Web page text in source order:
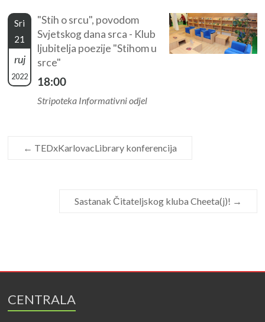
Sri
21
ruj
2022
"Stih o srcu", povodom
Svjetskog dana srca - Klub
ljubitelja poezije "Stihom u
srce"
18:00
Stripoteka Informativni odjel
← TEDxKarlovacLibrary konferencija
Sastanak Čitateljskog kluba Cheeta(j)! →
CENTRALA